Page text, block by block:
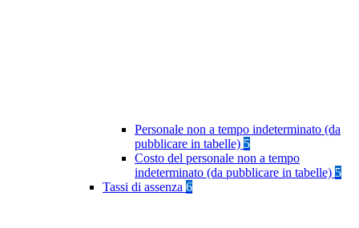
Personale non a tempo indeterminato (da
pubblicare in tabelle) 5
Costo del personale non a tempo
indeterminato (da pubblicare in tabelle) 5
Tassi di assenza 6